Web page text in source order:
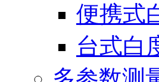
便携式
台式白